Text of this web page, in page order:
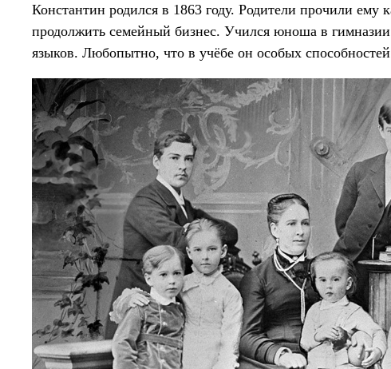
Константин родился в 1863 году. Родители прочили
продолжить семейный бизнес. Учился юноша в
языков. Любопытно, что в учёбе он особых